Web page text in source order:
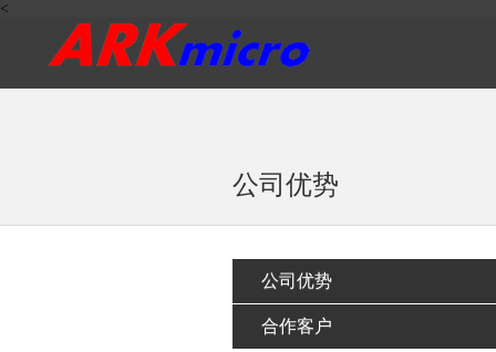
<
公司优势
公司优势
合作客户